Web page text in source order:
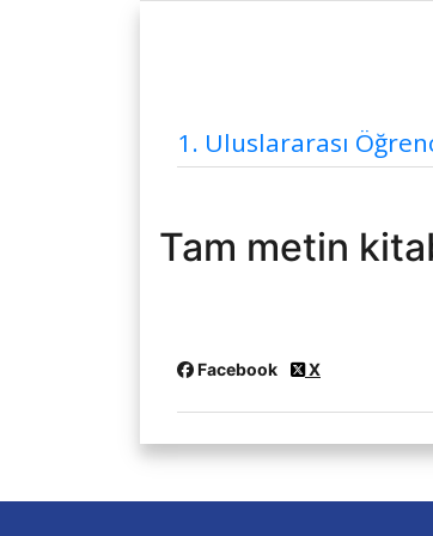
1. Uluslararası
Tam metin
Facebook X